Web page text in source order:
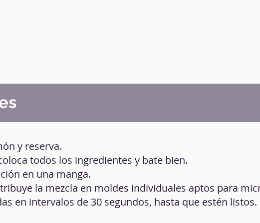
y reserva.
todos los ingredientes y bate bien.
en una manga.
la mezcla en moldes individuales aptos para
en intervalos de 30 segundos, hasta que estén listos.